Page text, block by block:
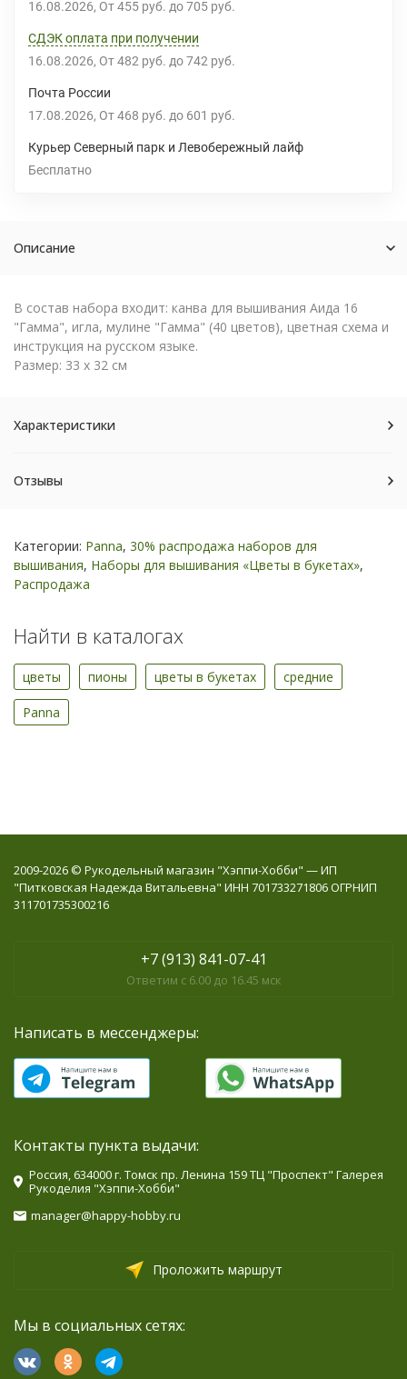
16.08.2026 От 455 руб. до 705 руб.
СДЭК оплата при получении
16.08.2026 От 482 руб. до 742 руб.
Почта России
17.08.2026 От 468 руб. до 601 руб.
Курьер Северный парк и Левобережный лайф
Бесплатно
Описание
В состав набора входит: канва для вышивания Аида 16
"Гамма", игла, мулине "Гамма" (40 цветов), цветная схема и
инструкция на русском языке.
Размер: 33 х 32 см
Характеристики
Отзывы
Категории: Panna, 30% распродажа наборов для
вышивания, Наборы для вышивания «Цветы в букетах»,
Распродажа
Найти в каталогах
цветы пионы цветы в букетах средние
Panna
2009-2026 © Рукодельный магазин "Хэппи-Хобби" — ИП
"Питковская Надежда Витальевна" ИНН 701733271806 ОГРНИП
311701735300216
+7 (913) 841-07-41
Ответим с 6.00 до 16.45 мск
Написать в мессенджеры:
Контакты пункта выдачи:
Россия, 634000 г. Томск пр. Ленина 159 ТЦ "Проспект" Галерея
Рукоделия "Хэппи-Хобби"
manager@happy-hobby.ru
Проложить маршрут
Мы в социальных сетях: